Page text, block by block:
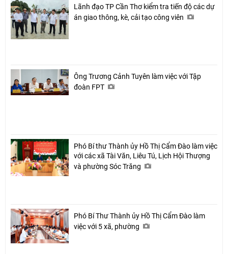
Lãnh đạo TP Cần Thơ kiểm tra tiến độ các dự
án giao thông, kè, cải tạo công viên
Ông Trương Cảnh Tuyên làm việc với Tập
đoàn FPT
Phó Bí thư Thành ủy Hồ Thị Cẩm Đào làm việc
với các xã Tài Văn, Liêu Tú, Lịch Hội Thượng
và phường Sóc Trăng
Phó Bí Thư Thành ủy Hồ Thị Cẩm Đào làm
việc với 5 xã, phường